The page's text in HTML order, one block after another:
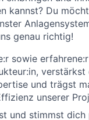
kannst? Du
genau richtig!
sowie erfahrene:r
verstärkst
und trägst
unserer
und stimmst dich